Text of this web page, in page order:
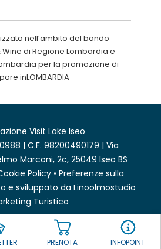
PRENOTA INFOPOINT
nell’ambito del bando
di Regione Lombardia e
per la promozione di
inLOMBARDIA
Visit Lake Iseo
| C.F. 98200490179 | Via
Marconi, 2c, 25049 Iseo BS
Policy • Preferenze sulla
e sviluppato da Linoolmostudio
Turistico